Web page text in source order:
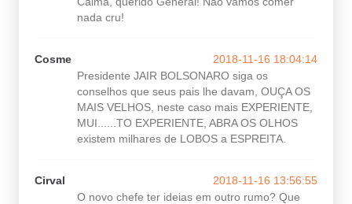
nada cru!
Cosme
2018-11-16 18:04:14
Presidente JAIR BOLSONARO siga os
conselhos que seus pais lhe davam, OUÇA OS
MAIS VELHOS, neste caso mais EXPERIENTE,
MUI......TO EXPERIENTE, ABRA OS OLHOS
existem milhares de LOBOS a ESPREITA.
Cirval
2018-11-16 13:56:55
O novo chefe ter ideias em outro rumo? Que